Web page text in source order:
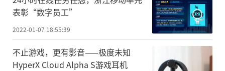
表彰“数字员工”
2022-01-07 18:55:39
不止游戏，更有影音——极度未知
HyperX Cloud Alpha S游戏耳机